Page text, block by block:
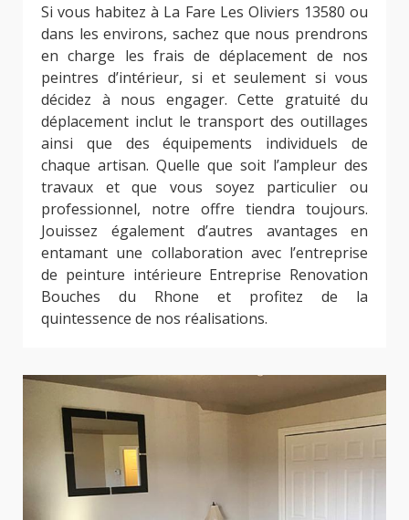
Si vous habitez à La Fare Les Oliviers 13580 ou
dans les environs, sachez que nous prendrons
en charge les frais de déplacement de nos
peintres d’intérieur, si et seulement si vous
décidez à nous engager. Cette gratuité du
déplacement inclut le transport des outillages
ainsi que des équipements individuels de
chaque artisan. Quelle que soit l’ampleur des
travaux et que vous soyez particulier ou
professionnel, notre offre tiendra toujours.
Jouissez également d’autres avantages en
entamant une collaboration avec l’entreprise
de peinture intérieure Entreprise Renovation
Bouches du Rhone et profitez de la
quintessence de nos réalisations.